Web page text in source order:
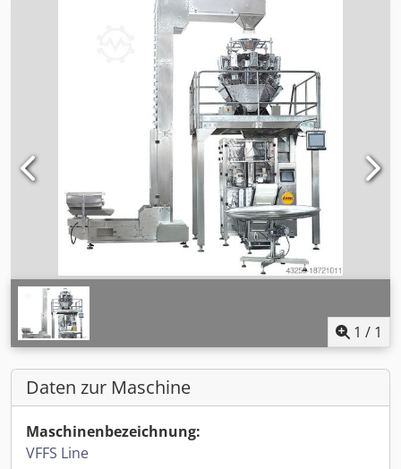
1 / 1
Daten zur Maschine
Maschinenbezeichnung:
VFFS Line